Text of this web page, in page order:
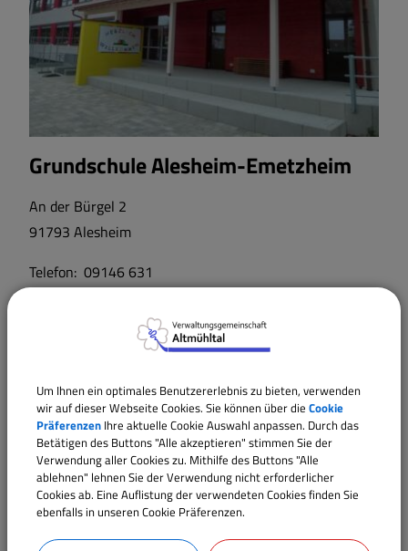
Wohnen und Bauen
Bildung und Soziales
Vereine und Gruppen
Sport und Freizeit
Satzungen und Verordnungen
Sehenswertes
Breitbandversorgung
Wärmeplanung
Grundschule Alesheim-Emetzheim
An der Bürgel 2
91793 Alesheim
Telefon: 09146 631
https://www.gs-alem.de/
Mittelschule Weißenburg
Römerbrunnenweg 6
91781 Weißenburg/Bay.
https://www.mittelschule-weissenburg.de/
Um Ihnen ein optimales Benutzererlebnis zu bieten, verwenden
wir auf dieser Webseite Cookies. Sie können über die Cookie
Präferenzen Ihre aktuelle Cookie Auswahl anpassen. Durch das
Betätigen des Buttons "Alle akzeptieren" stimmen Sie der
Verwendung aller Cookies zu. Mithilfe des Buttons "Alle
ablehnen" lehnen Sie der Verwendung nicht erforderlicher
Cookies ab. Eine Auflistung der verwendeten Cookies finden Sie
ebenfalls in unseren Cookie Präferenzen.